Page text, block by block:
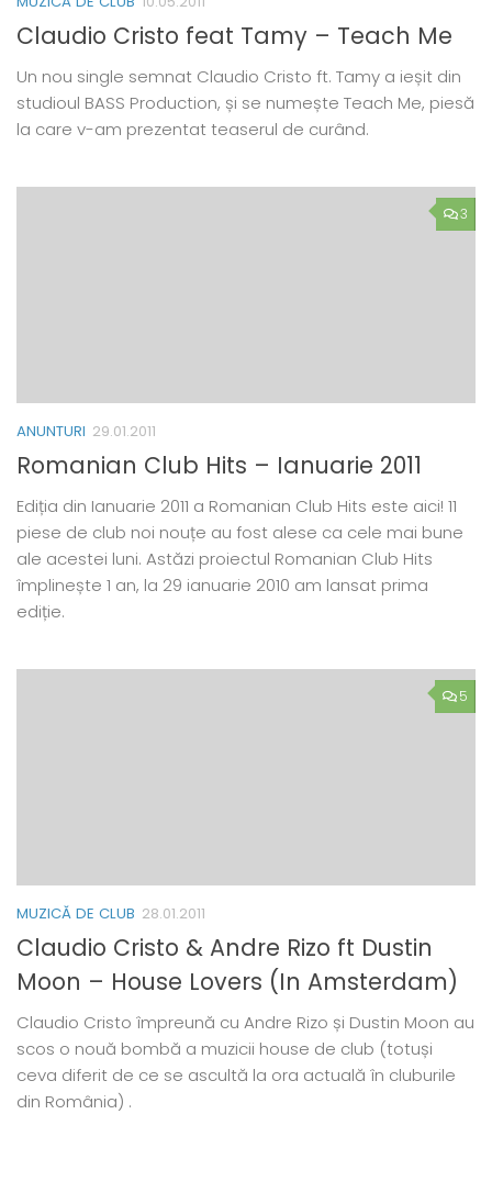
Claudio Cristo feat Tamy – Teach Me
Un nou single semnat Claudio Cristo ft. Tamy a ieșit din
studioul BASS Production, și se numește Teach Me, piesă
la care v-am prezentat teaserul de curând.
3
ANUNTURI 29.01.2011
Romanian Club Hits – Ianuarie 2011
Ediția din Ianuarie 2011 a Romanian Club Hits este aici! 11
piese de club noi nouțe au fost alese ca cele mai bune
ale acestei luni. Astăzi proiectul Romanian Club Hits
împlinește 1 an, la 29 ianuarie 2010 am lansat prima
ediție.
5
MUZICĂ DE CLUB 28.01.2011
Claudio Cristo & Andre Rizo ft Dustin
Moon – House Lovers (In Amsterdam)
Claudio Cristo împreună cu Andre Rizo și Dustin Moon au
scos o nouă bombă a muzicii house de club (totuși
ceva diferit de ce se ascultă la ora actuală în cluburile
din România) .